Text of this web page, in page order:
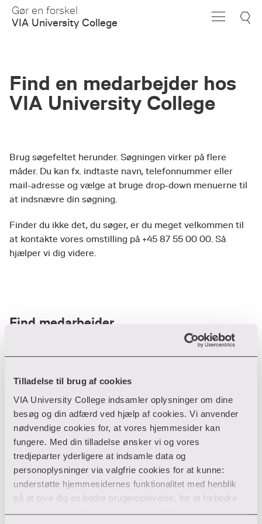
Tilladelse til brug af cookies
VIA University College indsamler oplysninger om dine
besøg og din adfærd ved hjælp af cookies. Vi anvender
nødvendige cookies for, at vores hjemmesider kan
fungere. Med din tilladelse ønsker vi og vores
tredjeparter yderligere at indsamle data og
personoplysninger via valgfrie cookies for at kunne:
understøtte hjemmesidernes funktionalitet med henblik
på at give dig en bedre brugeroplevelse, for at forbedre
vores hjemmesider og udarbejde statistik på baggrund af
Skip
Main
Gør en forskel
VIA University College
Find en medarbejder hos
VIA University College
Brug søgefeltet herunder. Søgningen virker på flere
måder. Du kan fx. indtaste navn, telefonnummer eller
mail-adresse og vælge at bruge drop-down menuerne til
at indsnævre din søgning.
Finder du ikke det, du søger, er du meget velkommen til
at kontakte vores omstilling på +45 87 55 00 00. Så
hjælper vi dig videre.
Find medarbejder
Filter
Ryd filtre
Din søgning gav desværre ikke noget resultat
Giv ikke op endnu!